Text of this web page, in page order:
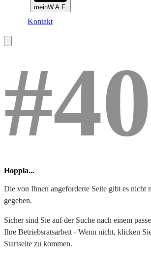
meinW.A.F.
Kontakt
Hoppla...
Die von Ihnen angeforderte Seite gibt es nicht
gegeben.
Sicher sind Sie auf der Suche nach einem
Ihre Betriebsratsarbeit - Wenn nicht, klicken
Startseite zu kommen.